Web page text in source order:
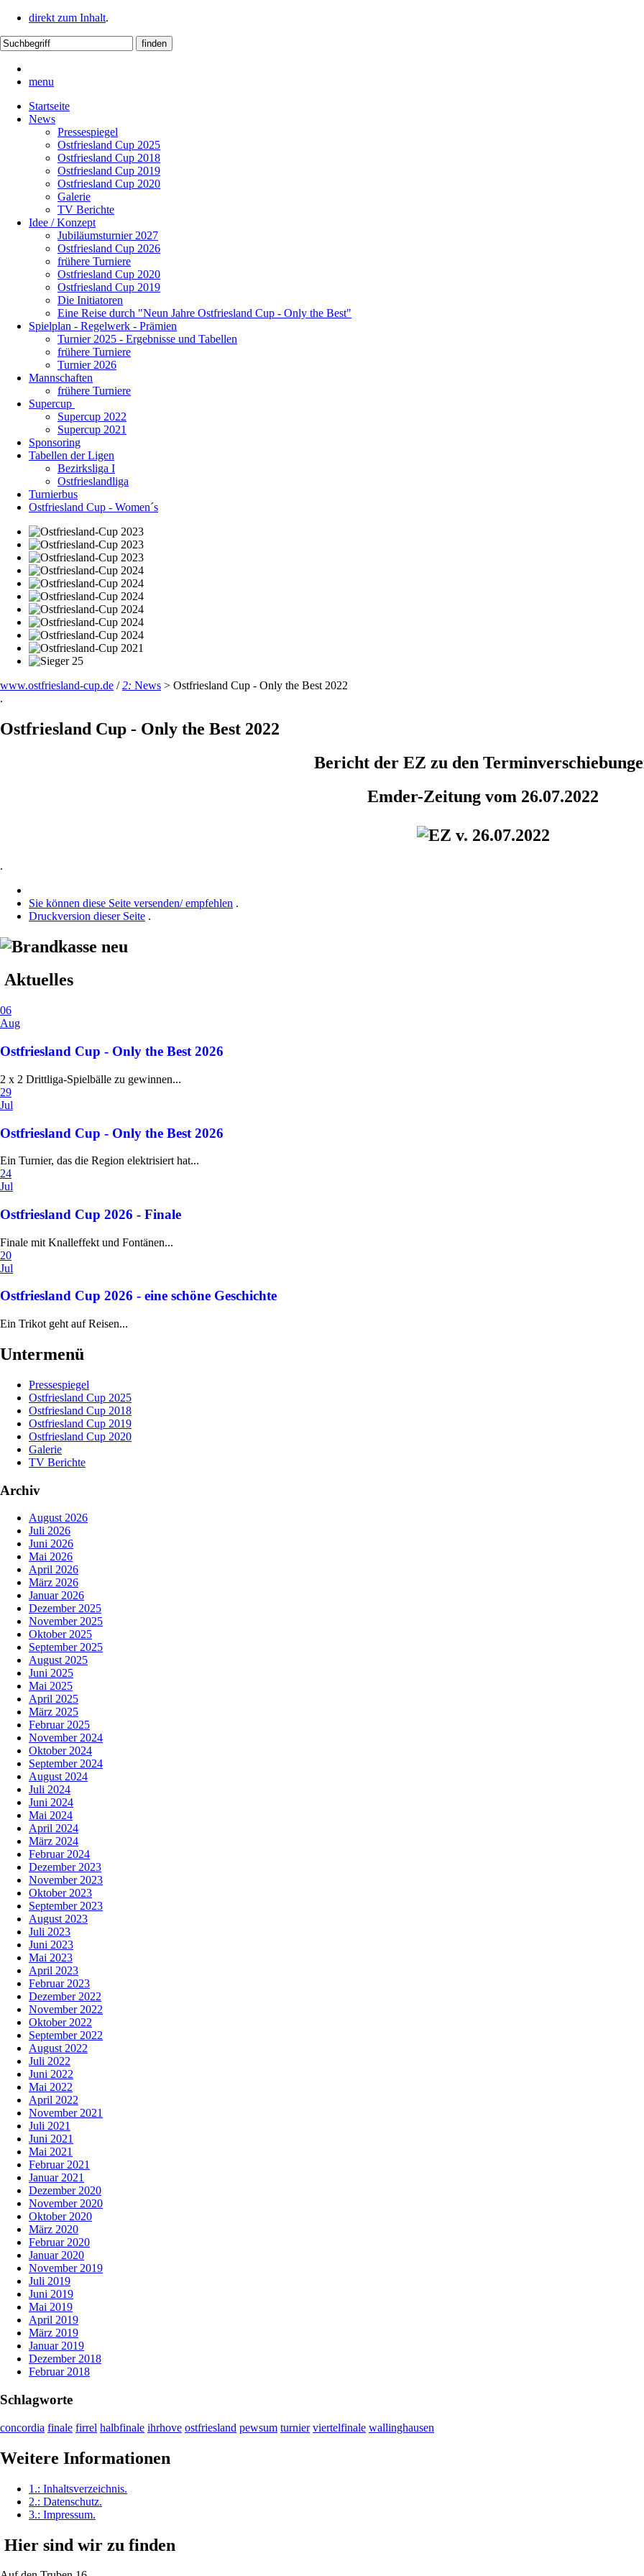
direkt zum Inhalt.
menu
Startseite
News
Pressespiegel
Ostfriesland Cup 2025
Ostfriesland Cup 2018
Ostfriesland Cup 2019
Ostfriesland Cup 2020
Galerie
TV Berichte
Idee / Konzept
Jubiläumsturnier 2027
Ostfriesland Cup 2026
frühere Turniere
Ostfriesland Cup 2020
Ostfriesland Cup 2019
Die Initiatoren
Eine Reise durch "Neun Jahre Ostfriesland Cup - Only the Best"
Spielplan - Regelwerk - Prämien
Turnier 2025 - Ergebnisse und Tabellen
frühere Turniere
Turnier 2026
Mannschaften
frühere Turniere
Supercup
Supercup 2022
Supercup 2021
Sponsoring
Tabellen der Ligen
Bezirksliga I
Ostfrieslandliga
Turnierbus
Ostfriesland Cup - Women´s
www.ostfriesland-cup.de /2: News > Ostfriesland Cup - Only the Best 2022
.
Ostfriesland Cup - Only the Best 2022
Bericht der EZ zu den
Emder-Zeitung vom 26.07.2022
.
Sie können diese Seite versenden/ empfehlen .
Druckversion dieser Seite .
Aktuelles
06
Aug
Ostfriesland Cup - Only the Best 2026
2 x 2 Drittliga-Spielbälle zu gewinnen...
29
Jul
Ostfriesland Cup - Only the Best 2026
Ein Turnier, das die Region elektrisiert hat...
24
Jul
Ostfriesland Cup 2026 - Finale
Finale mit Knalleffekt und Fontänen...
20
Jul
Ostfriesland Cup 2026 - eine schöne Geschichte
Ein Trikot geht auf Reisen...
Untermenü
Pressespiegel
Ostfriesland Cup 2025
Ostfriesland Cup 2018
Ostfriesland Cup 2019
Ostfriesland Cup 2020
Galerie
TV Berichte
Archiv
August 2026
Juli 2026
Juni 2026
Mai 2026
April 2026
März 2026
Januar 2026
Dezember 2025
November 2025
Oktober 2025
September 2025
August 2025
Juni 2025
Mai 2025
April 2025
März 2025
Februar 2025
November 2024
Oktober 2024
September 2024
August 2024
Juli 2024
Juni 2024
Mai 2024
April 2024
März 2024
Februar 2024
Dezember 2023
November 2023
Oktober 2023
September 2023
August 2023
Juli 2023
Juni 2023
Mai 2023
April 2023
Februar 2023
Dezember 2022
November 2022
Oktober 2022
September 2022
August 2022
Juli 2022
Juni 2022
Mai 2022
April 2022
November 2021
Juli 2021
Juni 2021
Mai 2021
Februar 2021
Januar 2021
Dezember 2020
November 2020
Oktober 2020
März 2020
Februar 2020
Januar 2020
November 2019
Juli 2019
Juni 2019
Mai 2019
April 2019
März 2019
Januar 2019
Dezember 2018
Februar 2018
Schlagworte
concordia finale firrel halbfinale ihrhove ostfriesland pewsum turnier viertelfinale wallinghausen
Weitere Informationen
1.: Inhaltsverzeichnis.
2.: Datenschutz.
3.: Impressum.
Hier sind wir zu finden